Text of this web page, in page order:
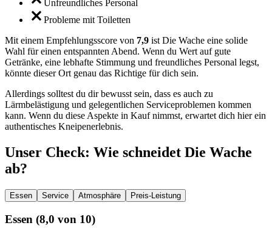
Unfreundliches Personal
Probleme mit Toiletten
Mit einem Empfehlungsscore von 7,9 ist Die Wache eine solide
Wahl für einen entspannten Abend. Wenn du Wert auf gute
Getränke, eine lebhafte Stimmung und freundliches Personal legst,
könnte dieser Ort genau das Richtige für dich sein.
Allerdings solltest du dir bewusst sein, dass es auch zu
Lärmbelästigung und gelegentlichen Serviceproblemen kommen
kann. Wenn du diese Aspekte in Kauf nimmst, erwartet dich hier ein
authentisches Kneipenerlebnis.
Unser Check: Wie schneidet Die Wache
ab?
Essen Service Atmosphäre Preis-Leistung
Essen (8,0 von 10)